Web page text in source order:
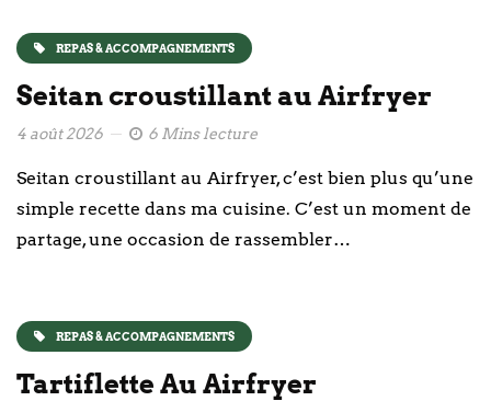
REPAS & ACCOMPAGNEMENTS
Seitan croustillant au Airfryer
4 août 2026 6 Mins lecture
Seitan croustillant au Airfryer, c’est bien plus qu’une
simple recette dans ma cuisine. C’est un moment de
partage, une occasion de rassembler…
REPAS & ACCOMPAGNEMENTS
Tartiflette Au Airfryer